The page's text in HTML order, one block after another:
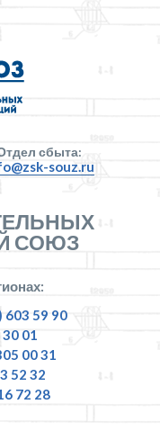
сбыта:
souz.ru
СОЮЗ
603 59 90
01
00 31
52 32
72 28